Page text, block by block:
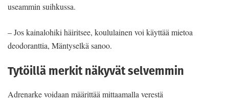
useammin suihkussa.
– Jos kainalohiki häiritsee, koululainen voi käyttää mietoa
deodoranttia, Mäntyselkä sanoo.
Tytöillä merkit näkyvät selvemmin
Adrenarke voidaan määrittää mittaamalla verestä